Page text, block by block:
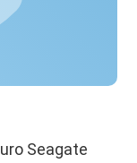
Seagate